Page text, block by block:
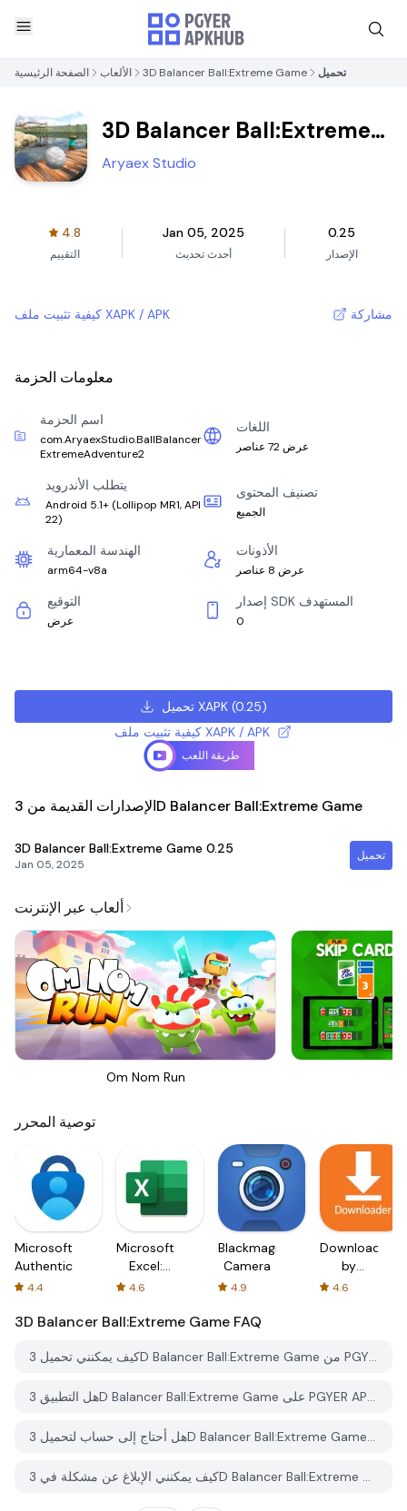
الصفحة الرئيسية الألعاب 3D Balancer Ball:Extreme Game تحميل
3D Balancer Ball:Extreme
Game
Aryaex Studio
4.8
التقييم
Jan 05, 2025
أحدث تحديث
0.25
الإصدار
كيفية تثبيت ملف XAPK / APK مشاركة
معلومات الحزمة
اسم الحزمة
com.AryaexStudio.BallBalancer
ExtremeAdventure2
اللغات
عرض 72 عناصر
يتطلب الأندرويد
Android 5.1+ (Lollipop MR1, API
22)
تصنيف المحتوى
الجميع
الهندسة المعمارية
arm64-v8a
الأذونات
عرض 8 عناصر
التوقيع
عرض
إصدار SDK المستهدف
0
تحميل XAPK(0.25)
كيفية تثبيت ملف XAPK / APK
طريقة اللعب
الإصدارات القديمة من 3D Balancer Ball:Extreme Game
3D Balancer Ball:Extreme Game 0.25
Jan 05, 2025
تحميل
ألعاب عبر الإنترنت
Om Nom Run
توصية المحرر
Microsoft
Authenticator
4.4
Microsoft
Excel:
Spreadsheets
4.6
Blackmagic
Camera
4.9
Downloader
by
AFTVnews
4.6
3D Balancer Ball:Extreme Game FAQ
كيف يمكنني تحميل 3D Balancer Ball:Extreme Game من PGYER APK HUB؟
هل التطبيق 3D Balancer Ball:Extreme Game على PGYER APK HUB مجاني للتحميل؟
هل أحتاج إلى حساب لتحميل 3D Balancer Ball:Extreme Game من PGYER APK HUB؟
كيف يمكنني الإبلاغ عن مشكلة في 3D Balancer Ball:Extreme Game على PGYER APK HUB؟